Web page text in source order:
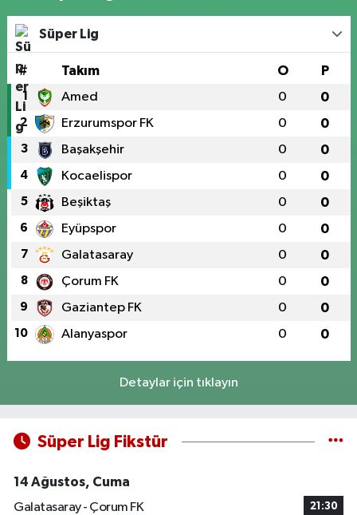
Süper Lig
# Takım O P
1 Amed 0 0
2 Erzurumspor FK 0 0
3 Başakşehir 0 0
4 Kocaelispor 0 0
5 Beşiktaş 0 0
6 Eyüpspor 0 0
7 Galatasaray 0 0
8 Çorum FK 0 0
9 Gaziantep FK 0 0
10 Alanyaspor 0 0
Detaylar için tıklayın
Süper Lig Fikstür
14 Ağustos, Cuma
Galatasaray - Çorum FK
21:30